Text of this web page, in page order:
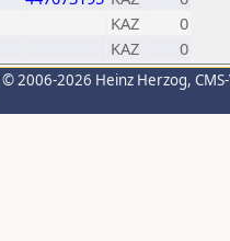
KAZ
0
KAZ 0
© 2006-2026 Heinz Herzog,